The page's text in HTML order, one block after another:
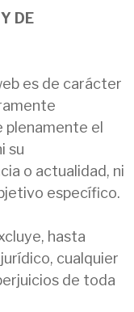
DE
es de carácter
el
su
o actualidad, ni
específico.
hasta
cualquier
de toda